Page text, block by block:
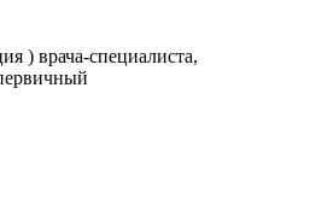
) врача-специалиста,